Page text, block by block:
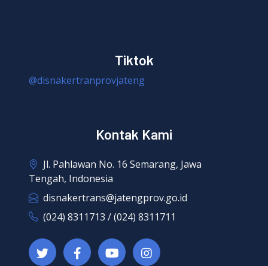
Tiktok
@disnakertranprovjateng
Kontak Kami
Jl. Pahlawan No. 16 Semarang, Jawa
Tengah, Indonesia
disnakertrans@jatengprov.go.id
(024) 8311713 / (024) 8311711